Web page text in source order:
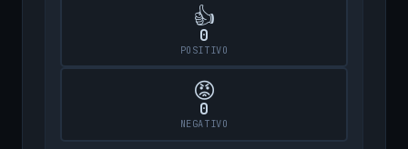
👍
0
POSITIVO
😡
0
NEGATIVO